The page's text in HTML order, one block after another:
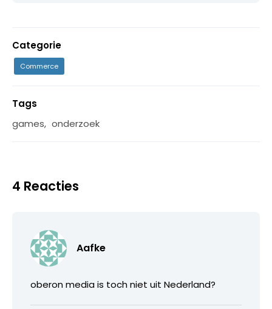
Categorie
Commerce
Tags
games, onderzoek
4 Reacties
Aafke
oberon media is toch niet uit Nederland?